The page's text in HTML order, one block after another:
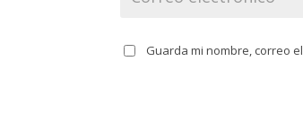
Guarda mi nombre, correo